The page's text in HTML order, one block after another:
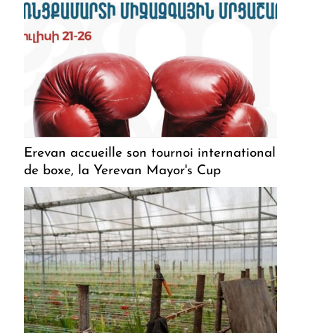
Erevan accueille son tournoi international
de boxe, la Yerevan Mayor's Cup